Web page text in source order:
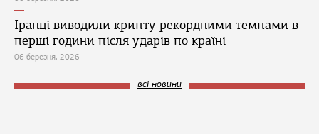
Іранці виводили крипту рекордними темпами в
перші години після ударів по країні
06 березня, 2026
всі новини